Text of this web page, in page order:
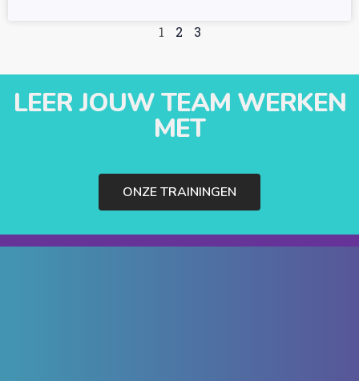
1 2 3
LEER JOUW TEAM WERKEN
MET
ONZE TRAININGEN